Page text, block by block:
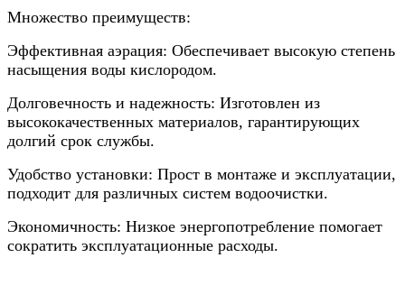
Множество преимуществ:
Эффективная аэрация: Обеспечивает высокую степень
насыщения воды кислородом.
Долговечность и надежность: Изготовлен из
высококачественных материалов, гарантирующих
долгий срок службы.
Удобство установки: Прост в монтаже и эксплуатации,
подходит для различных систем водоочистки.
Экономичность: Низкое энергопотребление помогает
сократить эксплуатационные расходы.